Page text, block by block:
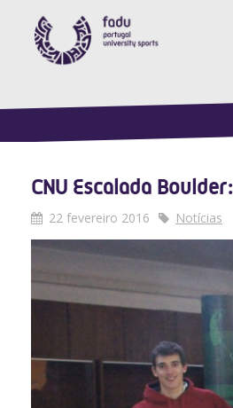
CNU Escalada
22 fevereiro 2016 Notícias